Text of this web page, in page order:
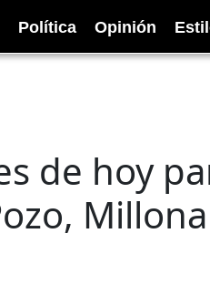
Política Opinión
de hoy